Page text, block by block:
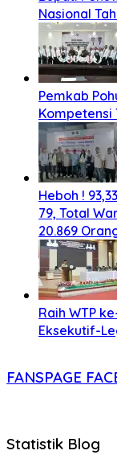
Nasional
Pemkab
Kompetensi
Heboh !
79, Total
20.869
Raih WTP
Eksekutif-
FANSPAGE
Statistik Blog